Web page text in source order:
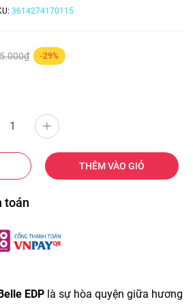
3614274170115
-29%
THÊM VÀO GIỎ
toán
EDP là sự hòa quyện giữa hương